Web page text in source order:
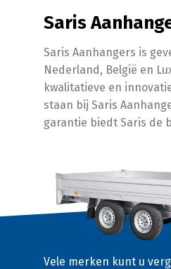
Saris
Saris Aanhangers is
Nederland, België en
kwalitatieve en
staan bij Saris
garantie biedt Saris de
Vele merken kunt u